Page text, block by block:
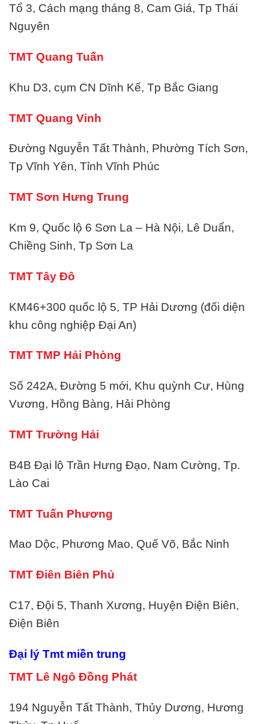
Tổ 3, Cách mạng tháng 8, Cam Giá, Tp Thái
Nguyên
TMT Quang Tuấn
Khu D3, cụm CN Dĩnh Kế, Tp Bắc Giang
TMT Quang Vinh
Đường Nguyễn Tất Thành, Phường Tích Sơn,
Tp Vĩnh Yên, Tỉnh Vĩnh Phúc
TMT Sơn Hưng Trung
Km 9, Quốc lộ 6 Sơn La – Hà Nội, Lê Duẩn,
Chiềng Sinh, Tp Sơn La
TMT Tây Đô
KM46+300 quốc lộ 5, TP Hải Dương (đối diện
khu công nghiệp Đại An)
TMT TMP Hải Phòng
Số 242A, Đường 5 mới, Khu quỳnh Cư, Hùng
Vương, Hồng Bàng, Hải Phòng
TMT Trường Hải
B4B Đại lộ Trần Hưng Đạo, Nam Cường, Tp.
Lào Cai
TMT Tuấn Phương
Mao Dộc, Phương Mao, Quế Võ, Bắc Ninh
TMT Điên Biên Phủ
C17, Đội 5, Thanh Xương, Huyện Điện Biên,
Điện Biên
Đại lý Tmt miền trung
TMT Lê Ngô Đồng Phát
194 Nguyễn Tất Thành, Thủy Dương, Hương